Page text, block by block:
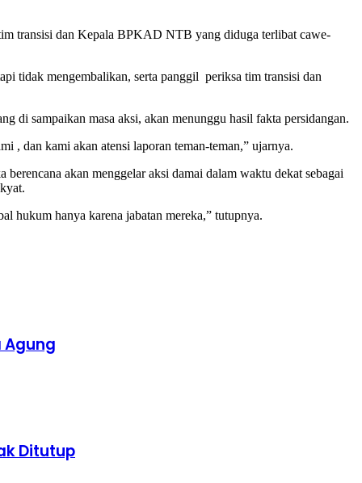
transisi dan Kepala BPKAD NTB yang diduga terlibat cawe-
tidak mengembalikan, serta panggil periksa tim transisi dan
di sampaikan masa aksi, akan menunggu hasil fakta persidangan.
, dan kami akan atensi laporan teman-teman,” ujarnya.
akan menggelar aksi damai dalam waktu dekat sebagai
hukum hanya karena jabatan mereka,” tutupnya.
Agung
Ditutup